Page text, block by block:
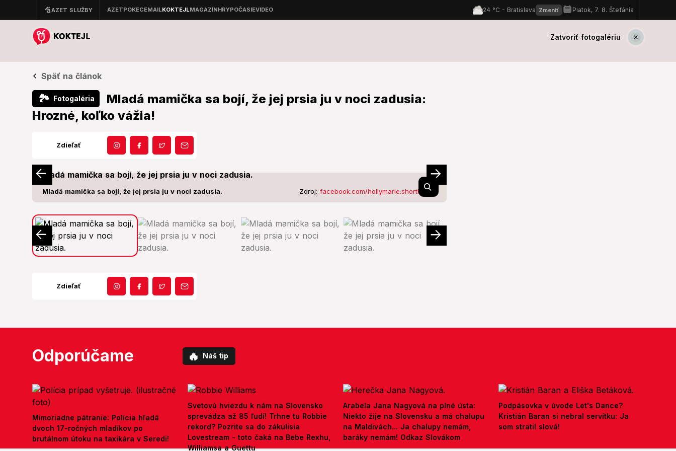
Zatvoriť fotogalériu
Späť na článok
🏞 Fotogaléria
Mladá mamička sa bojí, že jej prsia ju v noci zadusia:
Hrozné, koľko vážia!
Zdieľať
Mladá mamička sa bojí, že jej prsia ju v noci zadusia. Zdroj: facebook.com/hollymarie.shortland.9
Zdieľať
Odporúčame 🔥 Náš tip
Mimoriadne pátranie: Polícia hľadá
dvoch 17-ročných mladíkov po
brutálnom útoku na taxikára v Seredi!
Svetovú hviezdu k nám na Slovensko
sprevádza až 85 ľudí! Trhne tu Robbie
rekord? Pozrite sa do zákulisia
Lovestream - toto čaká na Bebe Rexhu,
Williamsa a Guettu
Arabela Jana Nagyová na plné ústa:
Niekto žije na Slovensku a má chalupu
na Maldivách... Ja chalupy nemám,
baráky nemám! Odkaz Slovákom
Podpásovka v úvode Let's Dance?
Kristián Baran si nebral servítku: Ja
som stratil slová!